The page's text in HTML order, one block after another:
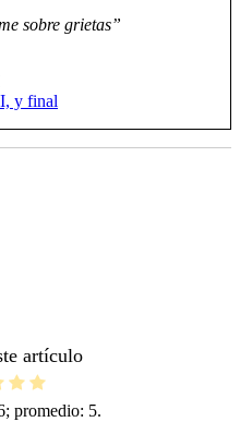
sobre grietas”
y final
artículo
; promedio: 5.